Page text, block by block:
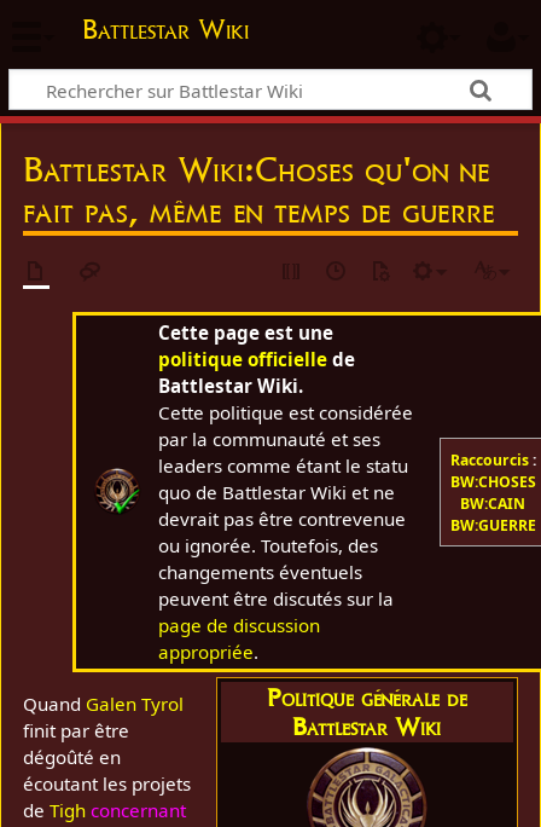
Battlestar Wiki
Battlestar Wiki:Choses qu'on ne
fait pas, même en temps de guerre
Cette page est une
politique officiellede
Battlestar Wiki.
Cette politique est considérée
par la communauté et ses
leaders comme étant le statu
quo de Battlestar Wiki et ne
devrait pas être contrevenue
ou ignorée. Toutefois, des
changements éventuels
peuvent être discutés sur la
page de discussion
appropriée.
Raccourcis:
BW:CHOSES
BW:CAIN
BW:GUERRE
Politique générale de
Battlestar Wiki
Quand Galen Tyrol
finit par être
dégoûté en
écoutant les projets
deTigh concernant